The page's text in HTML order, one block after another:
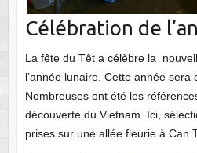
Célébration de
La fête du Têt a célèbre la
l’année lunaire. Cette année sera
Nombreuses ont été les
découverte du Vietnam. Ici,
prises sur une allée fleurie à Can